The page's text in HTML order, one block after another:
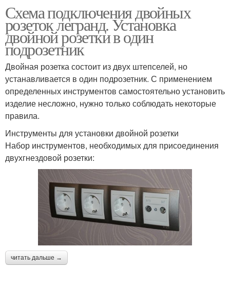
Схема подключения двойных
розеток легранд. Установка
двойной розетки в один
подрозетник
Двойная розетка состоит из двух штепселей, но
устанавливается в один подрозетник. С применением
определенных инструментов самостоятельно установить
изделие несложно, нужно только соблюдать некоторые
правила.
Инструменты для установки двойной розетки
Набор инструментов, необходимых для присоединения
двухгнездовой розетки:
читать дальше →